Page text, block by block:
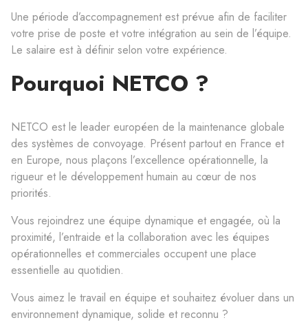
Une période d’accompagnement est prévue afin de faciliter
votre prise de poste et votre intégration au sein de l’équipe.
Le salaire est à définir selon votre expérience.
Pourquoi NETCO ?
NETCO est le leader européen de la maintenance globale
des systèmes de convoyage. Présent partout en France et
en Europe, nous plaçons l’excellence opérationnelle, la
rigueur et le développement humain au cœur de nos
priorités.
Vous rejoindrez une équipe dynamique et engagée, où la
proximité, l’entraide et la collaboration avec les équipes
opérationnelles et commerciales occupent une place
essentielle au quotidien.
Vous aimez le travail en équipe et souhaitez évoluer dans un
environnement dynamique, solide et reconnu ?